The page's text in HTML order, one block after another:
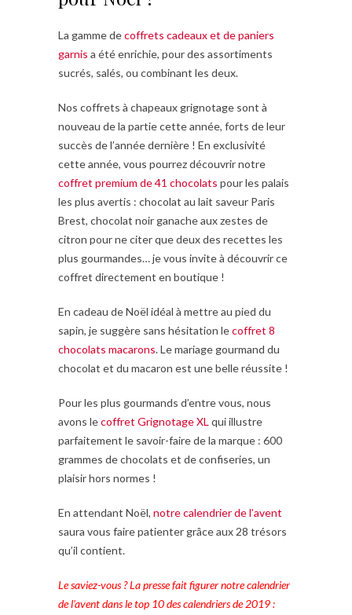
La gamme decoffrets cadeaux et de paniers
garnis a été enrichie, pour des assortiments
sucrés, salés, ou combinant les deux.
Nos coffrets à chapeaux grignotage sont à
nouveau de la partie cette année, forts de leur
succès de l’année dernière ! En exclusivité
cette année, vous pourrez découvrir notre
coffret premium de 41 chocolats pour les palais
les plus avertis : chocolat au lait saveur Paris
Brest, chocolat noir ganache aux zestes de
citron pour ne citer que deux des recettes les
plus gourmandes… je vous invite à découvrir ce
coffret directement en boutique !
En cadeau de Noël idéal à mettre au pied du
sapin, je suggère sans hésitation lecoffret 8
chocolats macarons. Le mariage gourmand du
chocolat et du macaron est une belle réussite !
Pour les plus gourmands d’entre vous, nous
avons lecoffret Grignotage XL qui illustre
parfaitement le savoir-faire de la marque : 600
grammes de chocolats et de confiseries, un
plaisir hors normes !
En attendant Noël, notre calendrier de l’avent
saura vous faire patienter grâce aux 28 trésors
qu’il contient.
Le saviez-vous ?La presse fait figurer notre calendrier
de l’avent dans le top 10 des calendriers de 2019 :